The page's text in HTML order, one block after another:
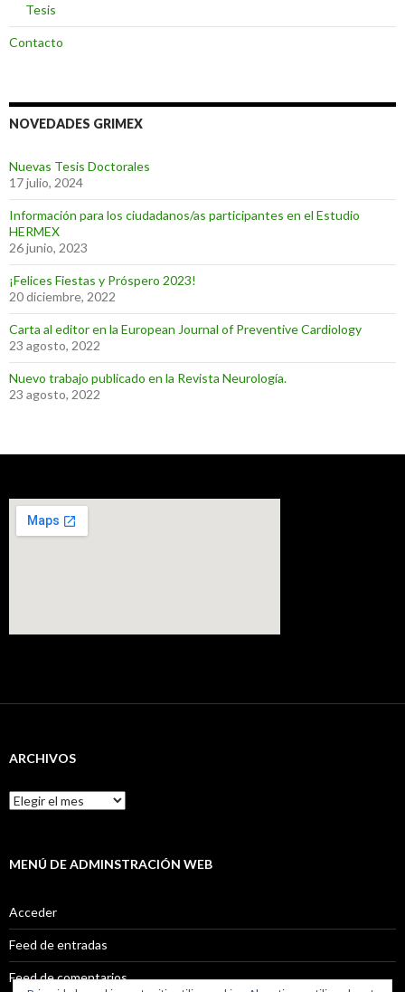
Tesis
Contacto
NOVEDADES GRIMEX
Nuevas Tesis Doctorales
17 julio, 2024
Información para los ciudadanos/as participantes en el Estudio
HERMEX
26 junio, 2023
¡Felices Fiestas y Próspero 2023!
20 diciembre, 2022
Carta al editor en la European Journal of Preventive Cardiology
23 agosto, 2022
Nuevo trabajo publicado en la Revista Neurología.
23 agosto, 2022
ARCHIVOS
Archivos
MENÚ DE ADMINSTRACIÓN WEB
Acceder
Feed de entradas
Feed de comentarios